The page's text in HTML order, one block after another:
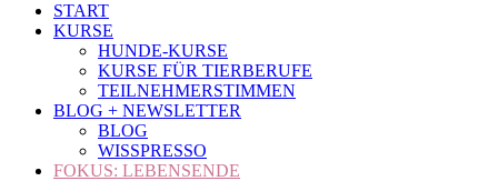
START
KURSE
HUNDE-KURSE
KURSE FÜR TIERBERUFE
TEILNEHMERSTIMMEN
BLOG + NEWSLETTER
BLOG
WISSPRESSO
FOKUS: LEBENSENDE